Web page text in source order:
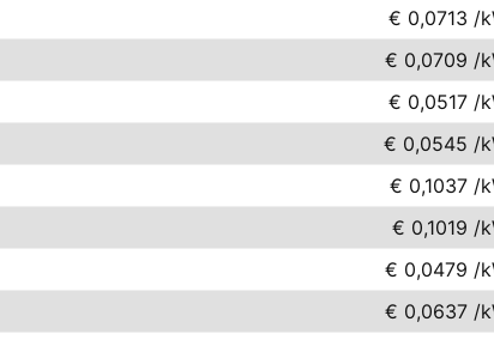
€ 0,0713 /
€ 0,0709 /
€ 0,0517 /
€ 0,0545 /
€ 0,1037 /
€ 0,1019 /
€ 0,0479 /
€ 0,0637 /